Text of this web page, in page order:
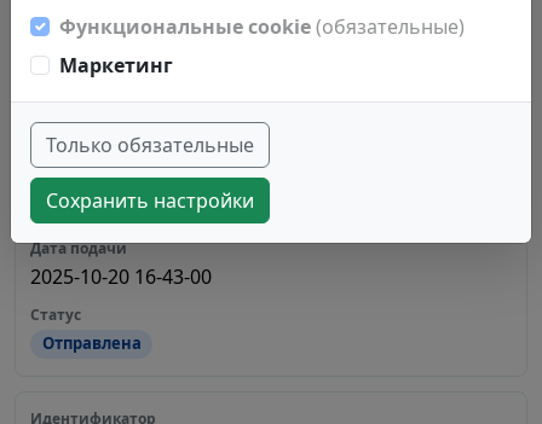
Отправлена
fb761479-d2c9-427b-9bbb-08de0fde95ef
Институт леса и природопользования
2025-10-20 16-43-00
Отправлена
Функциональные cookie(обязательные)
Маркетинг
Только обязательные
Сохранить настройки